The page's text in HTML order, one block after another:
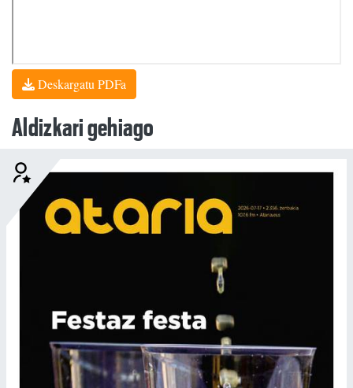
Deskargatu PDFa
Aldizkari gehiago